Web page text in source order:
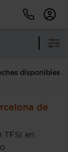
disponibles
de
en